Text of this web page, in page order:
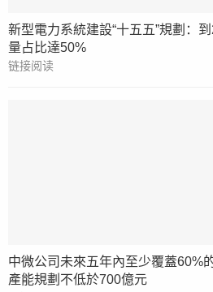
新型電力系統建設“十五五”規劃：
量占比達50%
链接阅读
中微公司未來五年內至少覆蓋60%
產能規劃不低於700億元